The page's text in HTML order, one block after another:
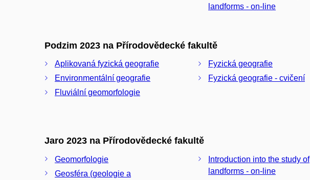
landforms - on-line
Podzim 2023 na Přírodovědecké fakultě
Aplikovaná fyzická geografie
Environmentální geografie
Fluviální geomorfologie
Fyzická geografie
Fyzická geografie - cvičení
Jaro 2023 na Přírodovědecké fakultě
Geomorfologie
Geosféra (geologie a
Introduction into the study of
landforms - on-line